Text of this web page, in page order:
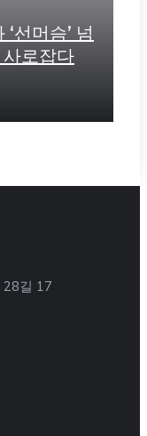
선머슴’ 넘
로잡다
28길 17